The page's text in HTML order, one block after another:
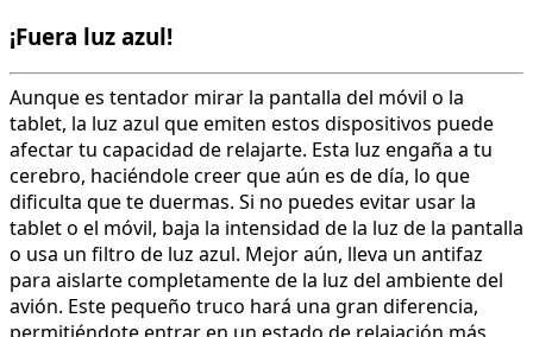
¡Fuera luz azul!
Aunque es tentador mirar la pantalla del móvil o la
tablet, la luz azul que emiten estos dispositivos puede
afectar tu capacidad de relajarte. Esta luz engaña a tu
cerebro, haciéndole creer que aún es de día, lo que
dificulta que te duermas. Si no puedes evitar usar la
tablet o el móvil, baja la intensidad de la luz de la pantalla
o usa un filtro de luz azul. Mejor aún, lleva un antifaz
para aislarte completamente de la luz del ambiente del
avión. Este pequeño truco hará una gran diferencia,